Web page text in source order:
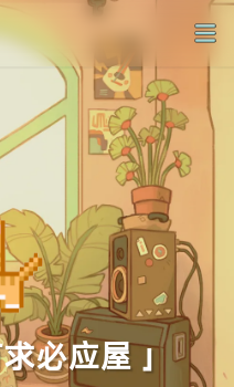
必应屋 」